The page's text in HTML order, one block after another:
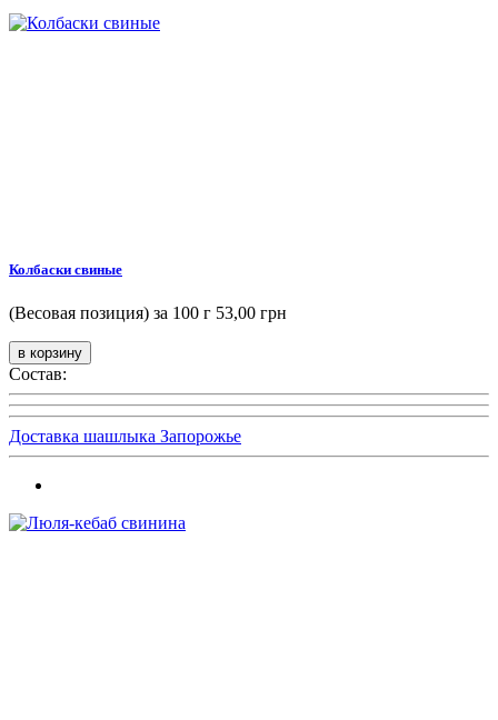
Колбаски свиные
(Весовая позиция) за 100 г 53,00 грн
Состав:
Доставка шашлыка Запорожье